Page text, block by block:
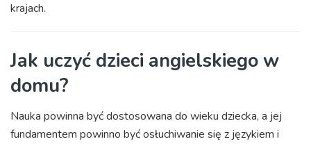
krajach.
Jak uczyć dzieci angielskiego w
domu?
Nauka powinna być dostosowana do wieku dziecka, a jej
fundamentem powinno być osłuchiwanie się z językiem i